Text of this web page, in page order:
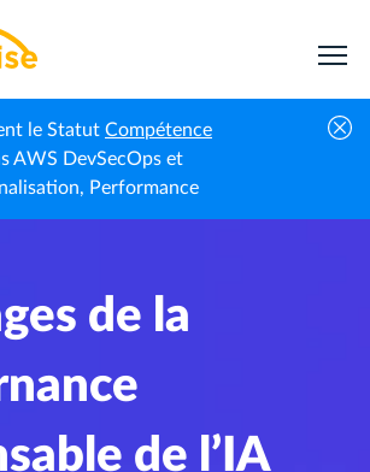
le Statut Compétence
AWS DevSecOps et
Performance
Avantages de la Gouvernance
Responsable de l’IA
de la
de l’IA